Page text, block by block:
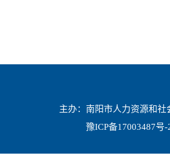
主办：南阳市人力资源和
豫ICP备17003487号-